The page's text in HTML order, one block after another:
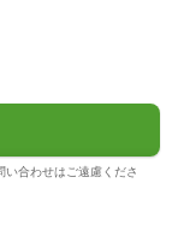
合わせはご遠慮くださ